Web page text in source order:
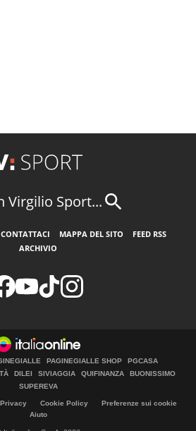
Virgilio Sport...
CONTATTACI MAPPA DEL SITO
FEED RSS
ARCHIVIO
PAGINEGIALLE SHOP
PGCASA
DILEI SIVIAGGIA QUIFINANZA
BUONISSIMO
SUPEREVA
Privacy Cookie Policy
Preferenze sui cookie
Aiuto